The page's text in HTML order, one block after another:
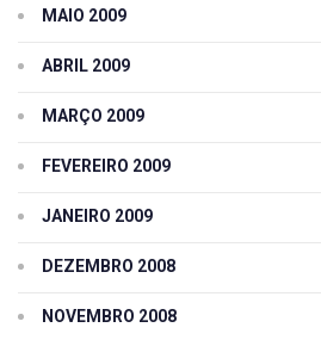
MAIO 2009
ABRIL 2009
MARÇO 2009
FEVEREIRO 2009
JANEIRO 2009
DEZEMBRO 2008
NOVEMBRO 2008